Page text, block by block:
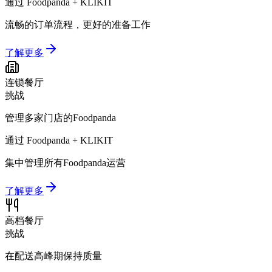
流畅的订单流程，更好的准备工作
了解更多
连锁餐厅
挑战
管理多家门店的Foodpanda
通过 Foodpanda + KLIKIT
集中管理所有Foodpanda运营
了解更多
高档餐厅
挑战
在配送高峰期保持质量